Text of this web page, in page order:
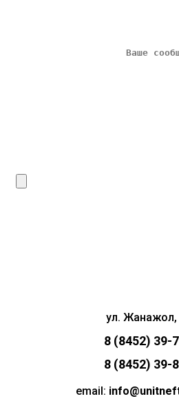
ул. Жанажол,
8 (8452) 39-
8 (8452) 39-
email: